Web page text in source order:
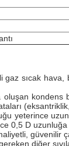
gaz sıcak
oluşan
yeterince
0,5 D uzunluğa
diğer